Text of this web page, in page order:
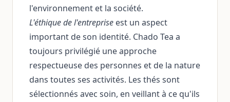
l'environnement et la société.
L'éthique de l'entreprise est un aspect
important de son identité. Chado Tea a
toujours privilégié une approche
respectueuse des personnes et de la nature
dans toutes ses activités. Les thés sont
sélectionnés avec soin, en veillant à ce qu'ils